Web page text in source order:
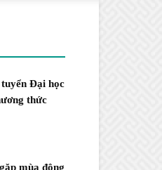
Đại học
thức
mùa đông